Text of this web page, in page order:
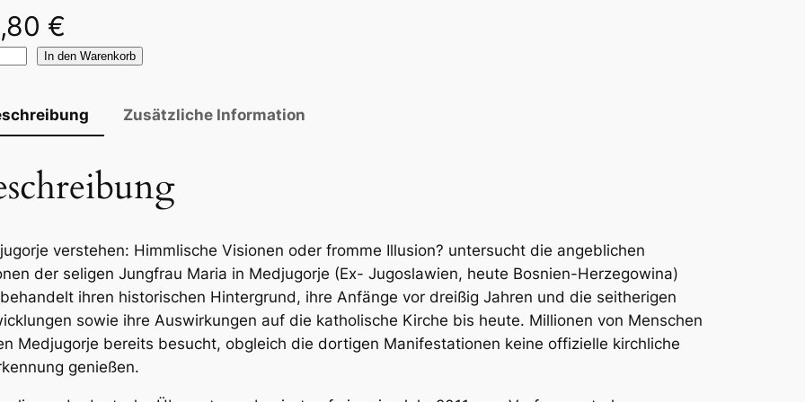
€
In den Warenkorb
Zusätzliche Information
verstehen: Himmlische Visionen oder fromme Illusion? untersucht die angeblichen
der seligen Jungfrau Maria in Medjugorje (Ex- Jugoslawien, heute Bosnien-Herzegowina)
ihren historischen Hintergrund, ihre Anfänge vor dreißig Jahren und die seitherigen
sowie ihre Auswirkungen auf die katholische Kirche bis heute. Millionen von Menschen
Medjugorje bereits besucht, obgleich die dortigen Manifestationen keine offizielle kirchliche
genießen.